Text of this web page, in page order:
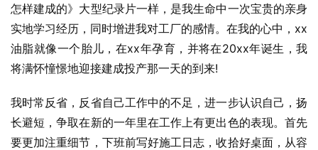
怎样建成的》大型纪录片一样，是我生命中一次宝贵的亲身
实地学习经历，同时增进我对工厂的感情。在我的心中，xx
油脂就像一个胎儿，在xx年孕育，并将在20xx年诞生，我
将满怀憧憬地迎接建成投产那一天的到来!
我时常反省，反省自己工作中的不足，进一步认识自己，扬
长避短，争取在新的一年里在工作上有更出色的表现。首先
要更加注重细节，下班前写好施工日志，收拾好桌面，从容